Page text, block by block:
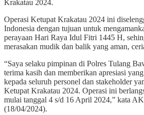
Krakatau 2024.
Operasi Ketupat Krakatau 2024 ini
Indonesia dengan tujuan untuk
perayaan Hari Raya Idul Fitri 1445 H,
merasakan mudik dan balik yang aman,
“Saya selaku pimpinan di Polres Tulang
terima kasih dan memberikan apresiasi
kepada seluruh personel dan stakeholder
Ketupat Krakatau 2024. Operasi ini
mulai tanggal 4 s/d 16 April 2024,” kata
(18/04/2024).